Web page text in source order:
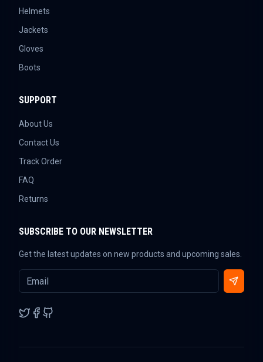
Helmets
Jackets
Gloves
Boots
SUPPORT
About Us
Contact Us
Track Order
FAQ
Returns
SUBSCRIBE TO OUR NEWSLETTER
Get the latest updates on new products and upcoming sales.